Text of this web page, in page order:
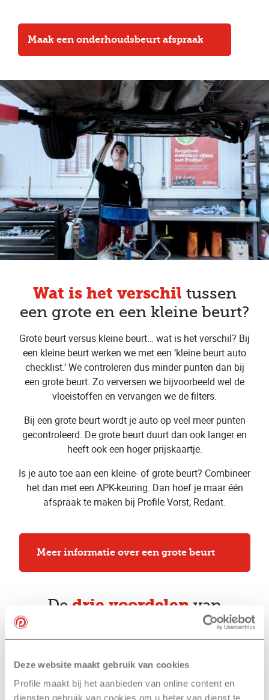
Deze website maakt gebruik van cookies
Profile maakt bij het aanbieden van online content en
diensten gebruik van cookies om u beter van dienst te
Maak een onderhoudsbeurt afspraak
Wat is het verschil tussen
een grote en een kleine beurt?
Grote beurt versus kleine beurt… wat is het verschil? Bij
een kleine beurt werken we met een ‘kleine beurt auto
checklist.’ We controleren dus minder punten dan bij
een grote beurt. Zo verversen we bijvoorbeeld wel de
vloeistoffen en vervangen we de filters.
Bij een grote beurt wordt je auto op veel meer punten
gecontroleerd. De grote beurt duurt dan ook langer en
heeft ook een hoger prijskaartje.
Is je auto toe aan een kleine- of grote beurt? Combineer
het dan met een APK-keuring. Dan hoef je maar één
afspraak te maken bij Profile Vorst, Redant.
Meer informatie over een grote beurt
De drie voordelen van
bij Profile Vorst, Redant
Altijd met behoud van
fabrieksgarantie